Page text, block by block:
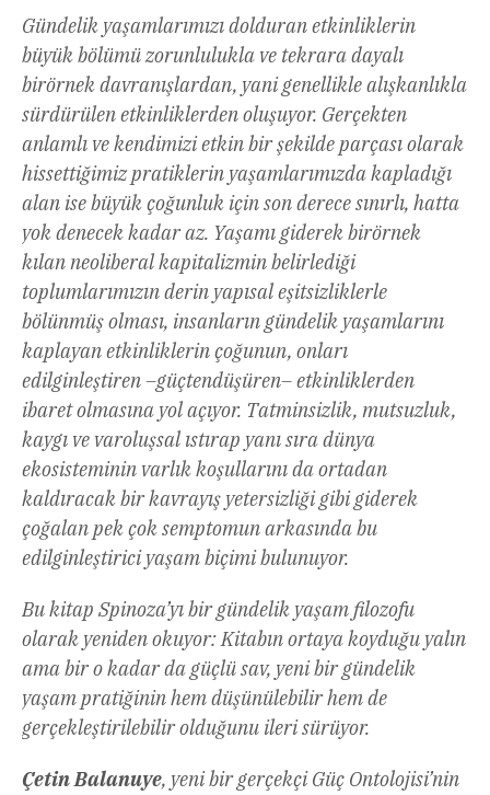
Gündelik yaşamlarımızı dolduran etkinliklerin
büyük bölümü zorunlulukla ve tekrara dayalı
birörnek davranışlardan, yani genellikle alışkanlıkla
sürdürülen etkinliklerden oluşuyor. Gerçekten
anlamlı ve kendimizi etkin bir şekilde parçası olarak
hissettiğimiz pratiklerin yaşamlarımızda kapladığı
alan ise büyük çoğunluk için son derece sınırlı, hatta
yok denecek kadar az. Yaşamı giderek birörnek
kılan neoliberal kapitalizmin belirlediği
toplumlarımızın derin yapısal eşitsizliklerle
bölünmüş olması, insanların gündelik yaşamlarını
kaplayan etkinliklerin çoğunun, onları
edilginleştiren –güçtendüşüren– etkinliklerden
ibaret olmasına yol açıyor. Tatminsizlik, mutsuzluk,
kaygı ve varoluşsal ıstırap yanı sıra dünya
ekosisteminin varlık koşullarını da ortadan
kaldıracak bir kavrayış yetersizliği gibi giderek
çoğalan pek çok semptomun arkasında bu
edilginleştirici yaşam biçimi bulunuyor.
Bu kitap Spinoza’yı bir gündelik yaşam filozofu
olarak yeniden okuyor: Kitabın ortaya koyduğu yalın
ama bir o kadar da güçlü sav, yeni bir gündelik
yaşam pratiğinin hem düşünülebilir hem de
gerçekleştirilebilir olduğunu ileri sürüyor.
Çetin Balanuye, yeni bir gerçekçi Güç Ontolojisi’nin